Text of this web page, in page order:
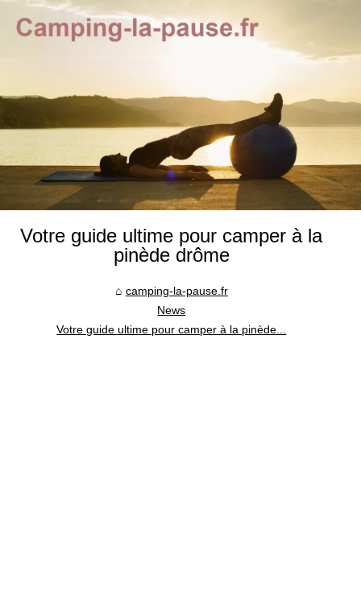
Votre guide ultime pour camper à la
pinède drôme
camping-la-pause.fr
News
Votre guide ultime pour camper à la pinède...